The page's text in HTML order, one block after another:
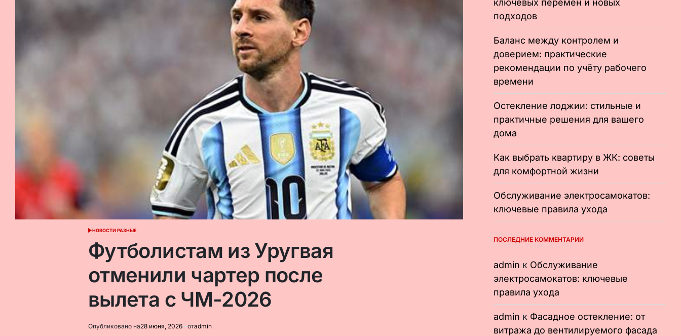
ОПУБЛИКОВАНО
НОВОСТИ РАЗНЫЕ
Футболистам из Уругвая
отменили чартер после
вылета с ЧМ-2026
Опубликовано на28 июня, 2026 отadmin
ключевых перемен и новых
подходов
Баланс между контролем и
доверием: практические
рекомендации по учёту рабочего
времени
Остекление лоджии: стильные и
практичные решения для вашего
дома
Как выбрать квартиру в ЖК: советы
для комфортной жизни
Обслуживание электросамокатов:
ключевые правила ухода
ПОСЛЕДНИЕ КОММЕНТАРИИ
admin к Обслуживание
электросамокатов: ключевые
правила ухода
admin к Фасадное остекление: от
витража до вентилируемого фасада